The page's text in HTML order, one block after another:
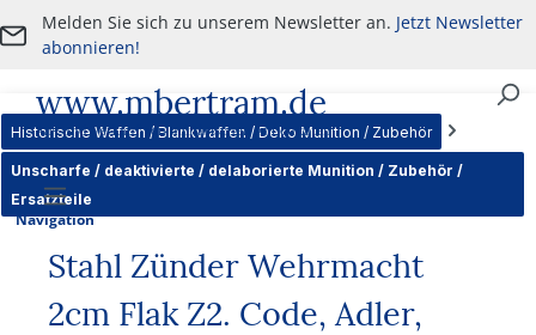
Zum Hauptinhalt springen
Melden Sie sich zu unserem Newsletter an. Jetzt Newsletter
abonnieren!
www.mbertram.de
An- und Verkauf von militärischen Antiquitäten
Navigation
Historische Waffen / Blankwaffen / Deko Munition / Zubehör
Unscharfe / deaktivierte / delaborierte Munition / Zubehör /
Ersatzteile
Stahl Zünder Wehrmacht
2cm Flak Z2. Code, Adler,